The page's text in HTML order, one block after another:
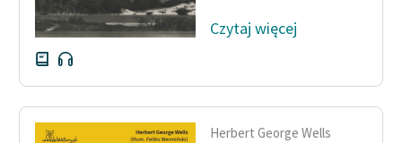
Odkurzamy bohaterów
Szkoła Poezji Wolnych
Lektur
O nas
Czytaj więcej
Herbert George Wells